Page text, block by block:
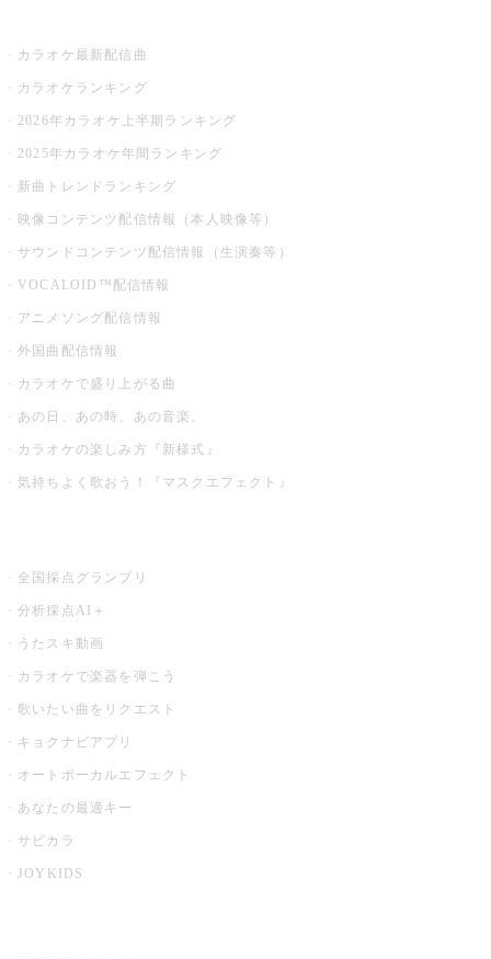
カラオケ最新配信曲
カラオケランキング
2026年カラオケ上半期ランキング
2025年カラオケ年間ランキング
新曲トレンドランキング
映像コンテンツ配信情報（本人映像等）
サウンドコンテンツ配信情報（生演奏等）
VOCALOID™配信情報
アニメソング配信情報
外国曲配信情報
カラオケで盛り上がる曲
あの日、あの時、あの音楽。
カラオケの楽しみ方『新様式』
気持ちよく歌おう！『マスクエフェクト』
全国採点グランプリ
分析採点AI＋
うたスキ動画
カラオケで楽器を弾こう
歌いたい曲をリクエスト
キョクナビアプリ
オートボーカルエフェクト
あなたの最適キー
サビカラ
JOYKIDS